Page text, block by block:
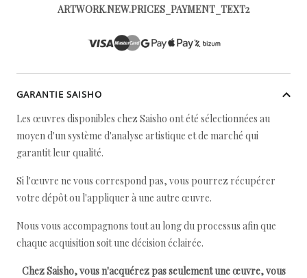
ARTWORK.NEW.PRICES_PAYMENT_TEXT2
GARANTIE SAISHO
Les œuvres disponibles chez Saisho ont été sélectionnées au
moyen d'un système d'analyse artistique et de marché qui
garantit leur qualité.
Si l'œuvre ne vous correspond pas, vous pourrez récupérer
votre dépôt ou l'appliquer à une autre œuvre.
Nous vous accompagnons tout au long du processus afin que
chaque acquisition soit une décision éclairée.
Chez Saisho, vous n'acquérez pas seulement une œuvre, vous